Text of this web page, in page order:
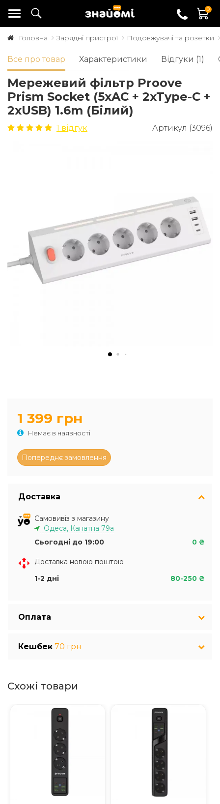
0
Головна Зарядні пристрої Подовжувачі та розетки
Все про товар Характеристики Відгуки (1)
Мережевий фільтр Proove
Prism Socket (5xAC + 2xType-C +
2xUSB) 1.6m (Білий)
1 відгук Артикул (3096)
1 399 грн
Немає в наявності
Доставка
Самовивіз з магазину
Одеса, Канатна 79а
Сьогодні до 19:00
0 ₴
Доставка новою поштою
1-2 дні
80-250 ₴
Оплата
Кешбек 70 грн
Схожі товари